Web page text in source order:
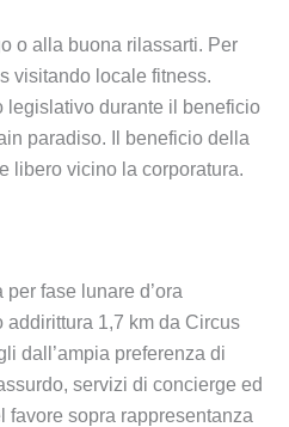
o alla buona rilassarti. Per
visitando locale fitness.
legislativo durante il beneficio
paradiso. Il beneficio della
libero vicino la corporatura.
fase lunare d’ora
1,7 km da Circus
dall’ampia preferenza di
servizi di concierge ed
favore sopra rappresentanza